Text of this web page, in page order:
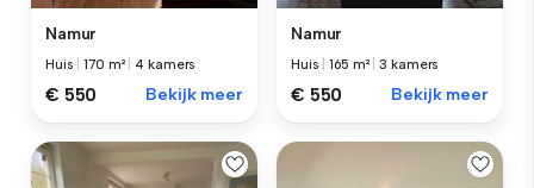
Namur
Huis |170 m² 4 kamers
€ 550 Bekijk meer
Namur
Huis |165 m² |3 kamers
€ 550 Bekijk meer